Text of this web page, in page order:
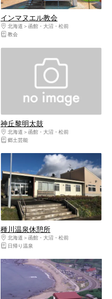
インマヌエル教会
北海道
函館・大沼・松前
教会
神丘黎明太鼓
北海道
函館・大沼・松前
郷土芸能
種川温泉休憩所
北海道
函館・大沼・松前
日帰り温泉